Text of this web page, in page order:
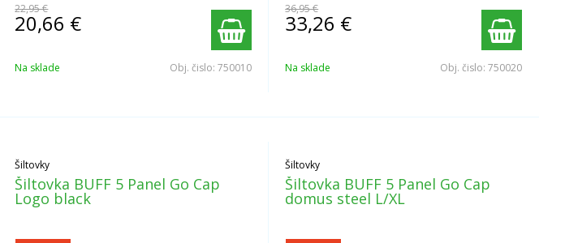
22,95 €
20,66 €
Na sklade Obj. čislo:750010
36,95 €
33,26 €
Na sklade Obj. čislo: 750020
Šiltovky
Šiltovka BUFF 5 Panel Go Cap
Logo black
Šiltovky
Šiltovka BUFF 5 Panel Go Cap
domus steel L/XL